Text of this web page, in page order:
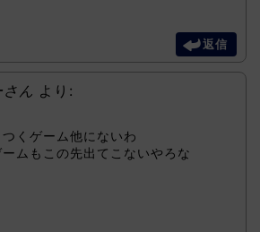
返信
ん より:
くゲーム他にないわ
ムもこの先出てこないやろな